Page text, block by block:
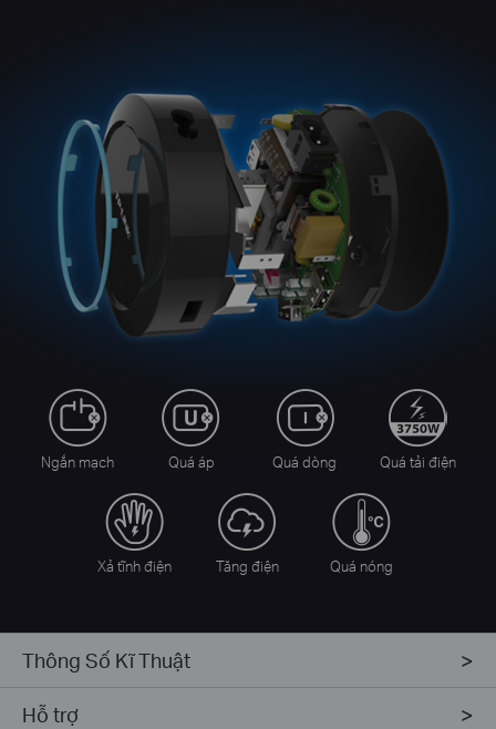
Ngắn mạch Quá áp Quá dòng Quá tải điện
Xả tĩnh điện Tăng điện Quá nóng
Thông Số Kĩ Thuật
Hỗ trợ